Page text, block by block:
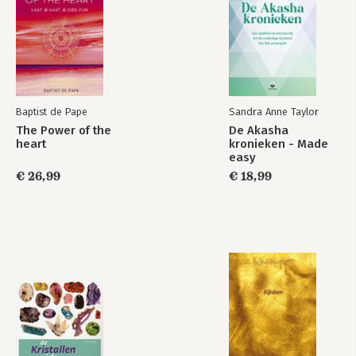
Baptist de Pape
The Power of the
heart
€ 26,99
Sandra Anne Taylor
De Akasha
kronieken - Made
easy
€ 18,99